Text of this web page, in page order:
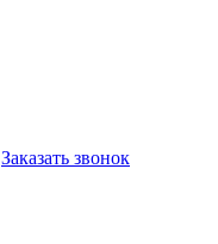
Заказать звонок